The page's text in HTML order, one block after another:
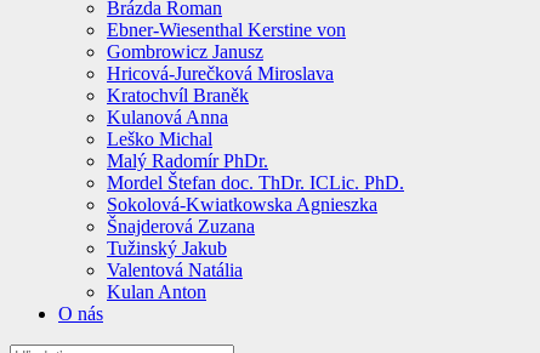
Brázda Roman
Ebner-Wiesenthal Kerstine von
Gombrowicz Janusz
Hricová-Jurečková Miroslava
Kratochvíl Braněk
Kulanová Anna
Leško Michal
Malý Radomír PhDr.
Mordel Štefan doc. ThDr. ICLic. PhD.
Sokolová-Kwiatkowska Agnieszka
Šnajderová Zuzana
Tužinský Jakub
Valentová Natália
Kulan Anton
O nás